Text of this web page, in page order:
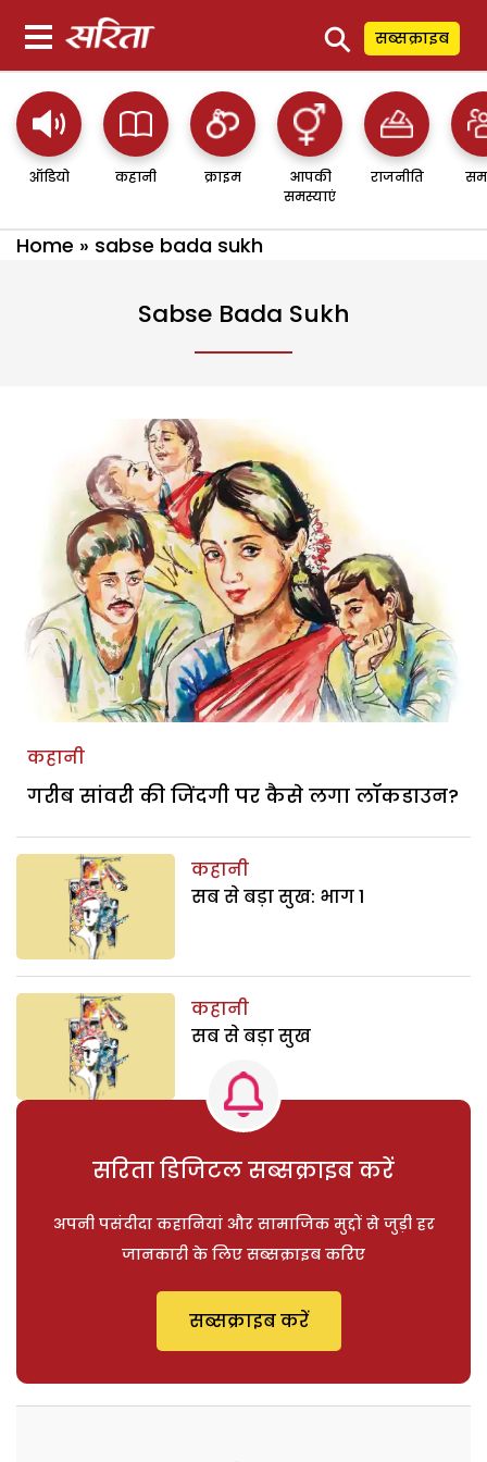
⚲ सब्सक्राइब
ऑडियो कहानी क्राइम
आपकी
समस्याएं
राजनीति
Home » sabse bada sukh
Sabse Bada Sukh
कहानी
गरीब सांवरी की जिंदगी पर कैसे लगा लॉकडाउन?
कहानी
सब से बड़ा सुख: भाग 1
कहानी
सब से बड़ा सुख
सरिता डिजिटल सब्सक्राइब करें
अपनी पसंदीदा कहानियां और सामाजिक मुद्दों से जुड़ी हर
जानकारी के लिए सब्सक्राइब करिए
सब्सक्राइब करें